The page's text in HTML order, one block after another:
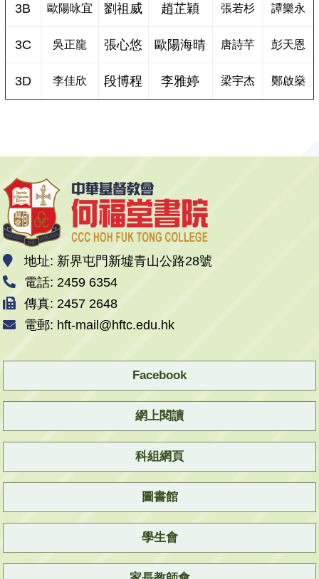
3B 歐陽咏宜 劉祖威 趙芷穎 張若杉 譚樂永
3C 吳正龍 張心悠 歐陽海晴 唐詩芊 彭天恩
3D 李佳欣 段博程 李雅婷 梁宇杰 鄭啟燊
地址: 新界屯門新墟青山公路28號
電話: 2459 6354
傳真: 2457 2648
電郵: hft-mail@hftc.edu.hk
Facebook
網上閱讀
科組網頁
圖書館
學生會